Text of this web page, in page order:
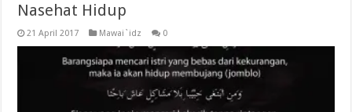
Nasehat Hidup
21 April 2017 Mawai`idz 0